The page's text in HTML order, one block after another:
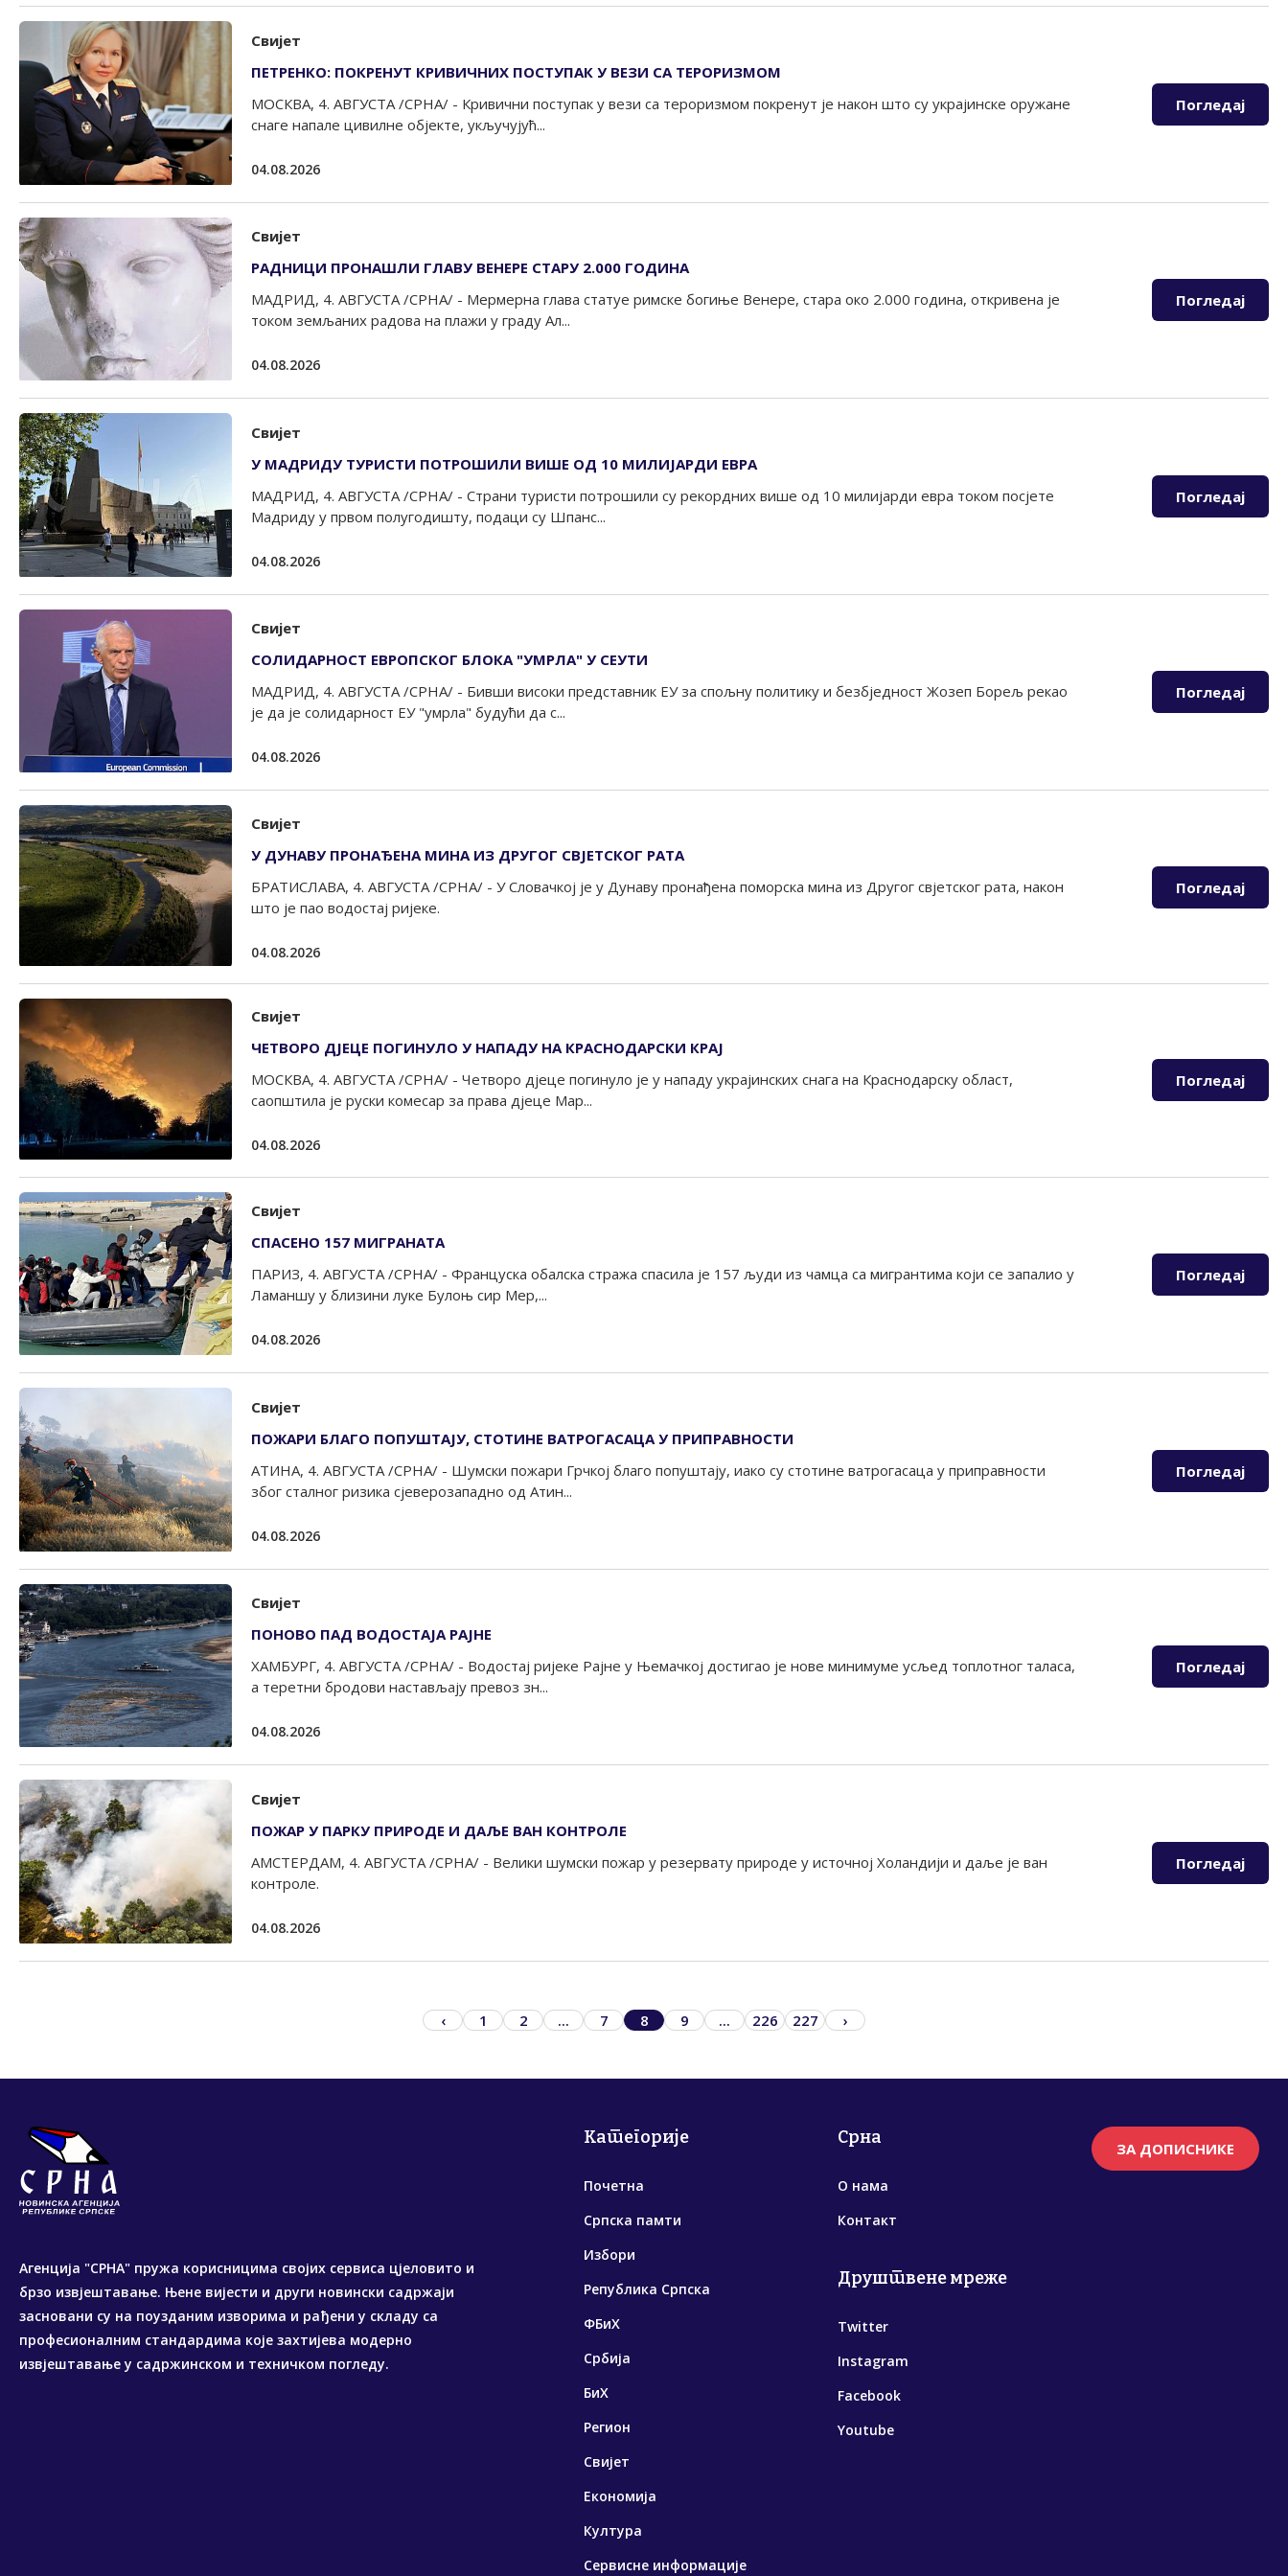
Свијет
ПЕТРЕНКО: ПОКРЕНУТ КРИВИЧНИХ ПОСТУПАК У ВЕЗИ СА ТЕРОРИЗМОМ
МОСКВА, 4. АВГУСТА /СРНА/ - Кривични поступак у вези са тероризмом покренут је након што су украјинске оружане
снаге напале цивилне објекте, укључујућ...
04.08.2026
Погледај
Свијет
РАДНИЦИ ПРОНАШЛИ ГЛАВУ ВЕНЕРЕ СТАРУ 2.000 ГОДИНА
МАДРИД, 4. АВГУСТА /СРНА/ - Мермерна глава статуе римске богиње Венере, стара око 2.000 година, откривена је
током земљаних радова на плажи у граду Ал...
04.08.2026
Погледај
Свијет
У МАДРИДУ ТУРИСТИ ПОТРОШИЛИ ВИШЕ ОД 10 МИЛИЈАРДИ ЕВРА
МАДРИД, 4. АВГУСТА /СРНА/ - Страни туристи потрошили су рекордних више од 10 милијарди евра током посјете
Мадриду у првом полугодишту, подаци су Шпанс...
04.08.2026
Погледај
Свијет
СОЛИДАРНОСТ ЕВРОПСКОГ БЛОКА "УМРЛА" У СЕУТИ
МАДРИД, 4. АВГУСТА /СРНА/ - Бивши високи представник ЕУ за спољну политику и безбједност Жозеп Борељ рекао
је да је солидарност ЕУ "умрла" будући да с...
04.08.2026
Погледај
Свијет
У ДУНАВУ ПРОНАЂЕНА МИНА ИЗ ДРУГОГ СВЈЕТСКОГ РАТА
БРАТИСЛАВА, 4. АВГУСТА /СРНА/ - У Словачкој је у Дунаву пронађена поморска мина из Другог свјетског рата, након
што је пао водостај ријеке.
04.08.2026
Погледај
Свијет
ЧЕТВОРО ДЈЕЦЕ ПОГИНУЛО У НАПАДУ НА КРАСНОДАРСКИ КРАЈ
МОСКВА, 4. АВГУСТА /СРНА/ - Четворо дјеце погинуло је у нападу украјинских снага на Краснодарску област,
саопштила је руски комесар за права дјеце Мар...
04.08.2026
Погледај
Свијет
СПАСЕНО 157 МИГРАНАТА
ПАРИЗ, 4. АВГУСТА /СРНА/ - Француска обалска стража спасила је 157 људи из чамца са мигрантима који се запалио у
Ламаншу у близини луке Булоњ сир Мер,...
04.08.2026
Погледај
Свијет
ПОЖАРИ БЛАГО ПОПУШТАЈУ, СТОТИНЕ ВАТРОГАСАЦА У ПРИПРАВНОСТИ
АТИНА, 4. АВГУСТА /СРНА/ - Шумски пожари Грчкој благо попуштају, иако су стотине ватрогасаца у приправности
због сталног ризика сјеверозападно од Атин...
04.08.2026
Погледај
Свијет
ПОНОВО ПАД ВОДОСТАЈА РАЈНЕ
ХАМБУРГ, 4. АВГУСТА /СРНА/ - Водостај ријеке Рајне у Њемачкој достигао је нове минимуме усљед топлотног таласа,
а теретни бродови настављају превоз зн...
04.08.2026
Погледај
Свијет
ПОЖАР У ПАРКУ ПРИРОДЕ И ДАЉЕ ВАН КОНТРОЛЕ
АМСТЕРДАМ, 4. АВГУСТА /СРНА/ - Велики шумски пожар у резервату природе у источној Холандији и даље је ван
контроле.
04.08.2026
Погледај
‹ 1 2 ... 7 8 9 ... 226 227 ›
Агенција "СРНА" пружа корисницима својих сервиса цјеловито и
брзо извјештавање. Њене вијести и други новински садржаји
засновани су на поузданим изворима и рађени у складу са
професионалним стандардима које захтијева модерно
извјештавање у садржинском и техничком погледу.
Категорије
Почетна
Српска памти
Избори
Република Српска
ФБиХ
Србија
БиХ
Регион
Свијет
Економија
Култура
Сервисне информације
Срна
О нама
Контакт
Друштвене мреже
Twitter
Instagram
Facebook
Youtube
ЗА ДОПИСНИКЕ